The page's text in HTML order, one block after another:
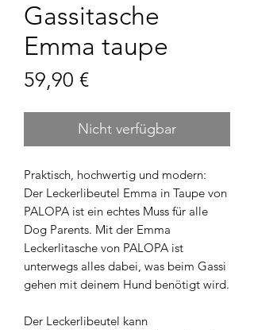
Gassitasche
Emma taupe
59,90 €Preis
Nicht verfügbar
Praktisch, hochwertig und modern:
Der Leckerlibeutel Emma in Taupe von
PALOPA ist ein echtes Muss für alle
Dog Parents. Mit der Emma
Leckerlitasche von PALOPA ist
unterwegs alles dabei, was beim Gassi
gehen mit deinem Hund benötigt wird.
Der Leckerlibeutel kann